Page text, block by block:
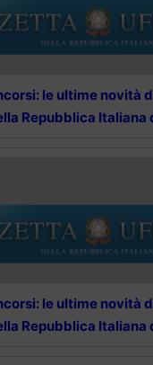
le ultime novità
Repubblica Italiana
le ultime novità
Repubblica Italiana